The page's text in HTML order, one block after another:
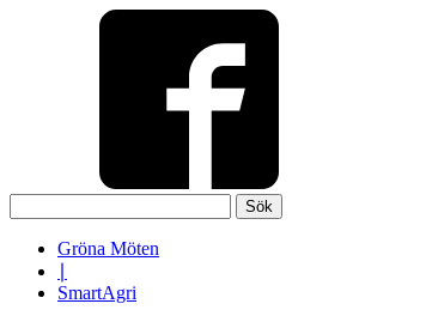
efter:
Gröna Möten
SmartAgri